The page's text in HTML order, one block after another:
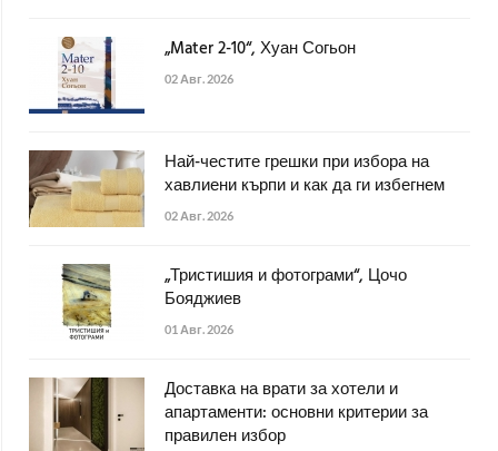
„Mater 2-10“, Хуан Согьон
02 Авг. 2026
Най-честите грешки при избора на
хавлиени кърпи и как да ги избегнем
02 Авг. 2026
„Тристишия и фотограми“, Цочо
Бояджиев
01 Авг. 2026
Доставка на врати за хотели и
апартаменти: основни критерии за
правилен избор